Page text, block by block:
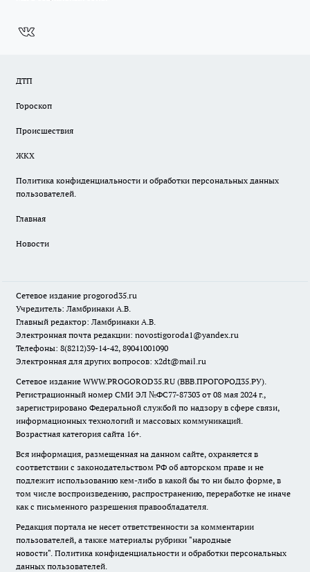
ДТП
Гороскоп
Происшествия
ЖКХ
Политика конфиденциальности и обработки персональных данных
пользователей.
Главная
Новости
Сетевое издание progorod35.ru
Учредитель: Ламбринаки А.В.
Главный редактор: Ламбринаки А.В.
Электронная почта редакции: novostigoroda1@yandex.ru
Телефоны: 8(8212)39-14-42, 89041001090
Электронная для других вопросов: x2dt@mail.ru
Сетевое издание WWW.PROGOROD35.RU (ВВВ.ПРОГОРОД35.РУ).
Регистрационный номер СМИ ЭЛ №ФС77-87303 от 08 мая 2024 г.,
зарегистрировано Федеральной службой по надзору в сфере связи,
информационных технологий и массовых коммуникаций.
Возрастная категория сайта 16+.
Вся информация, размещенная на данном сайте, охраняется в
соответствии с законодательством РФ об авторском праве и не
подлежит использованию кем-либо в какой бы то ни было форме, в
том числе воспроизведению, распространению, переработке не иначе
как с письменного разрешения правообладателя.
Редакция портала не несет ответственности за комментарии
пользователей, а также материалы рубрики "народные
новости". Политика конфиденциальности и обработки персональных
данных пользователей.